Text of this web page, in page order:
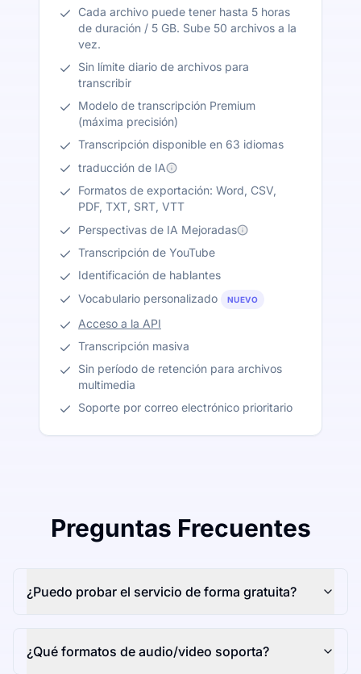
Cada archivo puede tener hasta 5 horas
de duración / 5 GB. Sube 50 archivos a la
vez.
Sin límite diario de archivos para
transcribir
Modelo de transcripción Premium
(máxima precisión)
Transcripción disponible en 63 idiomas
traducción de IA
Formatos de exportación: Word, CSV,
PDF, TXT, SRT, VTT
Perspectivas de IA Mejoradas
Transcripción de YouTube
Identificación de hablantes
Vocabulario personalizado
NUEVO
Acceso a la API
Transcripción masiva
Sin período de retención para archivos
multimedia
Soporte por correo electrónico prioritario
Preguntas Frecuentes
¿Puedo probar el servicio de forma gratuita?
¿Qué formatos de audio/video soporta?